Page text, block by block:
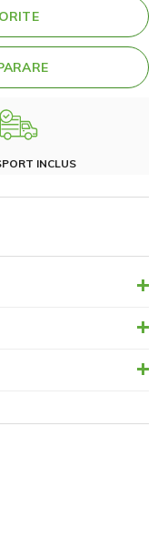
INCLUS